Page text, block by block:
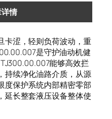
情
卡涩，轻则负荷波动，重
是守护油动机健
能够高效拦
持续净化油路介质，从源
度保护系统内部精密零部
延长整套液压设备整体使